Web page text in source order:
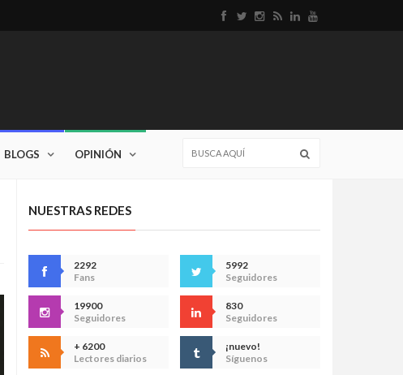
BLOGS OPINIÓN
NUESTRAS REDES
2292
Fans
5992
Seguidores
19900
Seguidores
830
Seguidores
+ 6200
Lectores diarios
¡nuevo!
Síguenos